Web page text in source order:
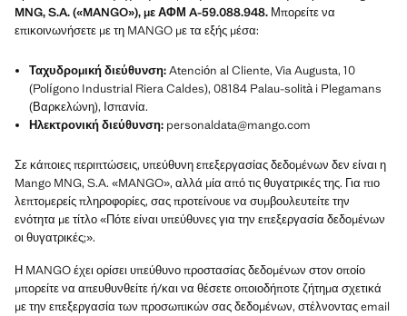
MNG, S.A. («MANGO»), με ΑΦΜ A-59.088.948. Μπορείτε να
επικοινωνήσετε με τη MANGO με τα εξής μέσα:
Ταχυδρομική διεύθυνση:Atención al Cliente, Via Augusta, 10
(Polígono Industrial Riera Caldes), 08184 Palau-solità i Plegamans
(Βαρκελώνη), Ισπανία.
Ηλεκτρονική διεύθυνση: personaldata@mango.com
Σε κάποιες περιπτώσεις, υπεύθυνη επεξεργασίας δεδομένων δεν είναι η
Mango MNG, S.A. «MANGO», αλλά μία από τις θυγατρικές της. Για πιο
λεπτομερείς πληροφορίες, σας προτείνουε να συμβουλευτείτε την
ενότητα με τίτλο «Πότε είναι υπεύθυνες για την επεξεργασία δεδομένων
οι θυγατρικές;».
Η MANGO έχει ορίσει υπεύθυνο προστασίας δεδομένων στον οποίο
μπορείτε να απευθυνθείτε ή/και να θέσετε οποιοδήποτε ζήτημα σχετικά
με την επεξεργασία των προσωπικών σας δεδομένων, στέλνοντας email